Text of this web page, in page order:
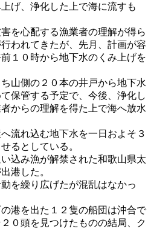
げ、浄化した上で海に流すも
を心配する漁業者の理解が得ら
われてきたが、先月、計画が容
１０時から地下水のくみ上げを
山側の２０本の井戸から地下水
保管する予定で、今後、浄化し
からの理解を得た上で海へ放水
流れ込む地下水を一日およそ３
るとしている。
込み漁が解禁された和歌山県太
港した。
を繰り広げたが混乱はなかっ
港を出た１２隻の船団は沖合で
０頭を見つけたものの結局、ク